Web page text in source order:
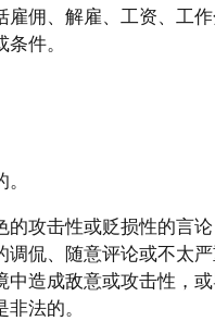
佣、解雇、工资、工
件。
攻击性或贬损性的言
侃、随意评论或不太严
造成敌意或攻击性，
法的。